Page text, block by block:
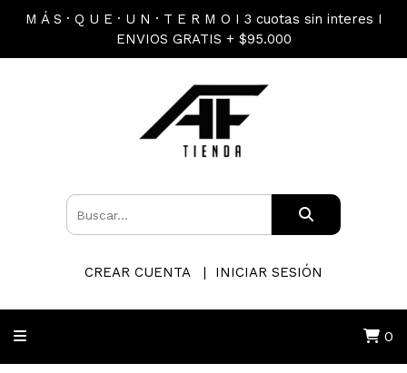
M Á S · Q U E · U N · T E R M O I 3 cuotas sin interes I
ENVIOS GRATIS + $95.000
CREAR CUENTA INICIAR SESIÓN
0